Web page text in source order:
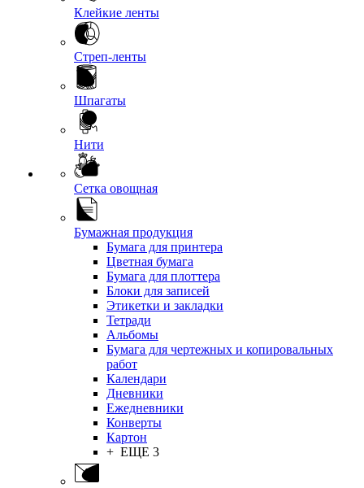
Клейкие ленты
Стреп-ленты
Шпагаты
Нити
Сетка овощная
Бумажная продукция
Бумага для принтера
Цветная бумага
Бумага для плоттера
Блоки для записей
Этикетки и закладки
Тетради
Альбомы
Бумага для чертежных и копировальных
работ
Календари
Дневники
Ежедневники
Конверты
Картон
+ ЕЩЕ 3